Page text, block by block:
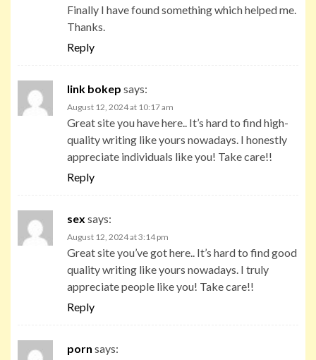
Finally I have found something which helped me.
Thanks.
Reply
link bokep says:
August 12, 2024 at 10:17 am
Great site you have here.. It’s hard to find high-
quality writing like yours nowadays. I honestly
appreciate individuals like you! Take care!!
Reply
sex says:
August 12, 2024 at 3:14 pm
Great site you’ve got here.. It’s hard to find good
quality writing like yours nowadays. I truly
appreciate people like you! Take care!!
Reply
porn says: